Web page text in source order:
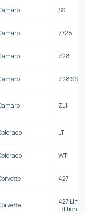
SS
Z/28
Z28
Z28 SS
ZL1
LT
WT
427
427
Edition